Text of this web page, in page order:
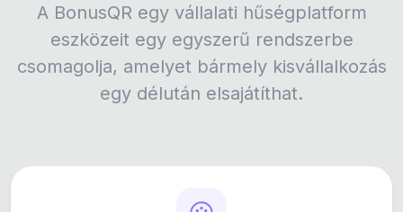
A BonusQR egy vállalati hűségplatform
eszközeit egy egyszerű rendszerbe
csomagolja, amelyet bármely kisvállalkozás
egy délután elsajátíthat.